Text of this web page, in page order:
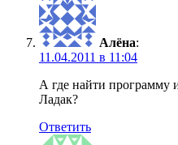
Алёна:
11.04.2011 в 11:04
А где найти программу
Ладак?
Ответить